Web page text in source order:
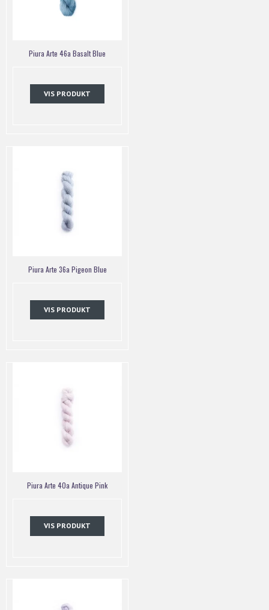
Piura Arte 46a Basalt Blue
VIS PRODUKT
Piura Arte 36a Pigeon Blue
VIS PRODUKT
Piura Arte 40a Antique Pink
VIS PRODUKT